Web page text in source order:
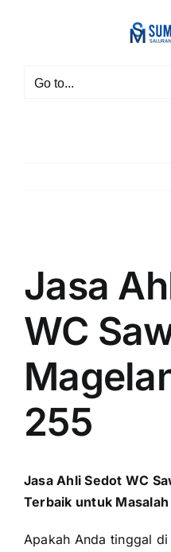
Go to...
Larger
Image
Jasa
WC
255
Jasa Ahli Sedot WC
Terbaik untuk
Apakah Anda tinggal